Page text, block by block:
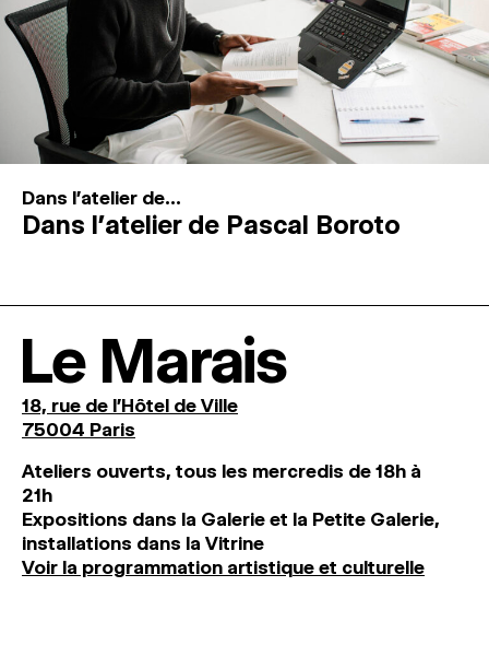
Dans l'atelier de...
Dans l’atelier de Pascal Boroto
Le Marais
18, rue de l'Hôtel de Ville
75004 Paris
Ateliers ouverts, tous les mercredis de 18h à
21h
Expositions dans la Galerie et la Petite Galerie,
installations dans la Vitrine
Voir la programmation artistique et culturelle